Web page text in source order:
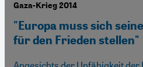
Gaza-Krieg 2014
"Europa muss sich
für den Frieden stellen"